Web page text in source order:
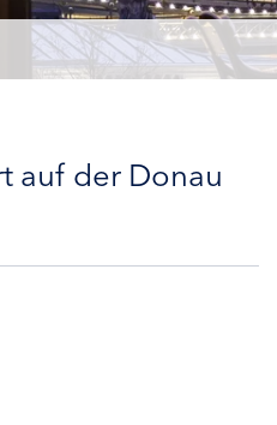
auf der Donau